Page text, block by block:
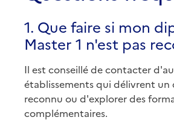
1. Que faire si mon
Master 1 n'est pas
Il est conseillé de contacter
établissements qui délivrent un
reconnu ou d'explorer des
complémentaires.